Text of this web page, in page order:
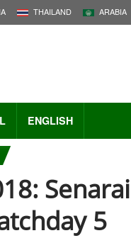
THAILAND ARABIA
ENGLISH
5